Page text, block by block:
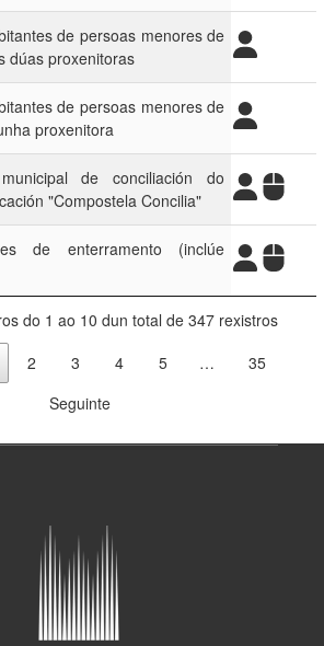
de persoas menores de
dúas proxenitoras
de persoas menores de
proxenitora
de conciliación do
"Compostela Concilia"
de enterramento (inclúe
do 1 ao 10 dun total de 347 rexistros
2 3 4 5 …
35
Seguinte